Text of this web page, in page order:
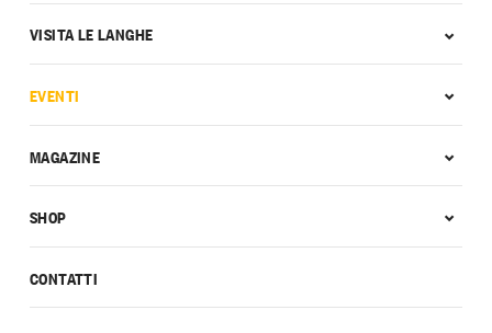
CONTATTI
VISITA LE LANGHE
EVENTI
MAGAZINE
SHOP